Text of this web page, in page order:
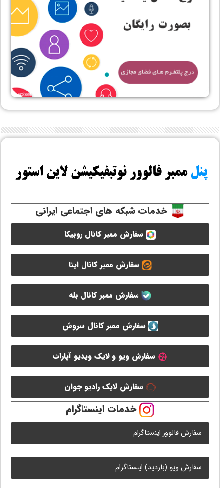
خدمات شبکه های اجتماعی ایرانی
سفارش ممبر کانال روبیکا
سفارش ممبر کانال ایتا
سفارش ممبر کانال بله
سفارش ممبر کانال سروش
سفارش ویو و لایک ویدیو آپارات
سفارش لایک رادیو جوان
خدمات اینستاگرام
سفارش فالوور اینستاگرام
سفارش ویو (بازدید) اینستاگرام